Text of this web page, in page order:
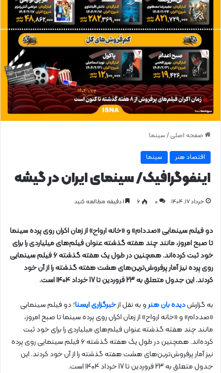
صفحه اصلی / سینما
اقتصاد هنر سینما
اینفوگرافیک/ سینمای ایران در گیشه
خرداد ۱۷, ۱۴۰۴ 0 ۶
دو فیلم سینمایی «صددام» و «خانه ارواح» از زمان اکران روی پرده سینما
تا صبح امروز، مانند چند هفته گذشته عنوان فیلم‌های میلیاردی را برای
خود ثبت کرده‌اند. همچنین در طول یک هفته گذشته ۶ فیلم سینمایی
روی پرده نیز آمار پرفروش‌ترین‌های هشت هفته گذشته را از آن خود
کردند. این جدول متعلق به 23 فروردین تا 17 خرداد ۱۴۰۴ است.
به گزارشدیده بان هنرو به نقل ازخبرگزاری ایسنا؛ دو فیلم سینمایی
«صددام» و «خانه ارواح» از زمان اکران روی پرده سینما تا صبح امروز،
مانند چند هفته گذشته عنوان فیلم‌های میلیاردی را برای خود ثبت
کرده‌اند. همچنین در طول یک هفته گذشته ۶ فیلم سینمایی روی پرده
نیز آمار پرفروش‌ترین‌های هشت هفته گذشته را از آن خود کردند. این
جدول متعلق به 23 فروردین تا 17 خرداد ۱۴۰۴ است.